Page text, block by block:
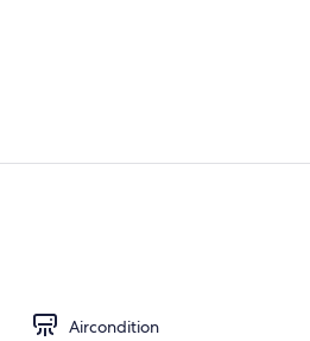
Aircondition